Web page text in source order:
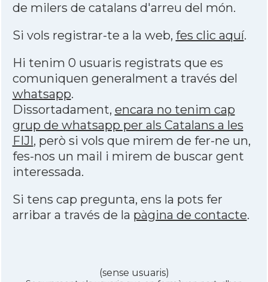
de milers de catalans d'arreu del món.
Si vols registrar-te a la web, fes clic aquí.
Hi tenim 0 usuaris registrats que es
comuniquen generalment a través del
whatsapp.
Dissortadament, encara no tenim cap
grup de whatsapp per als Catalans a les
FIJI, però si vols que mirem de fer-ne un,
fes-nos un mail i mirem de buscar gent
interessada.
Si tens cap pregunta, ens la pots fer
arribar a través de la pàgina de contacte.
(sense usuaris)